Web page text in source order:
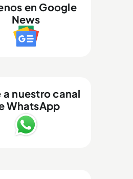
en Google
News
a nuestro canal
WhatsApp